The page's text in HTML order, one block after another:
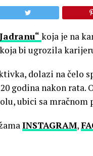
koja je na
bi ugrozila
dolazi na čelo
godina nakon rata.
ubici sa mračnom
INSTAGRAM,